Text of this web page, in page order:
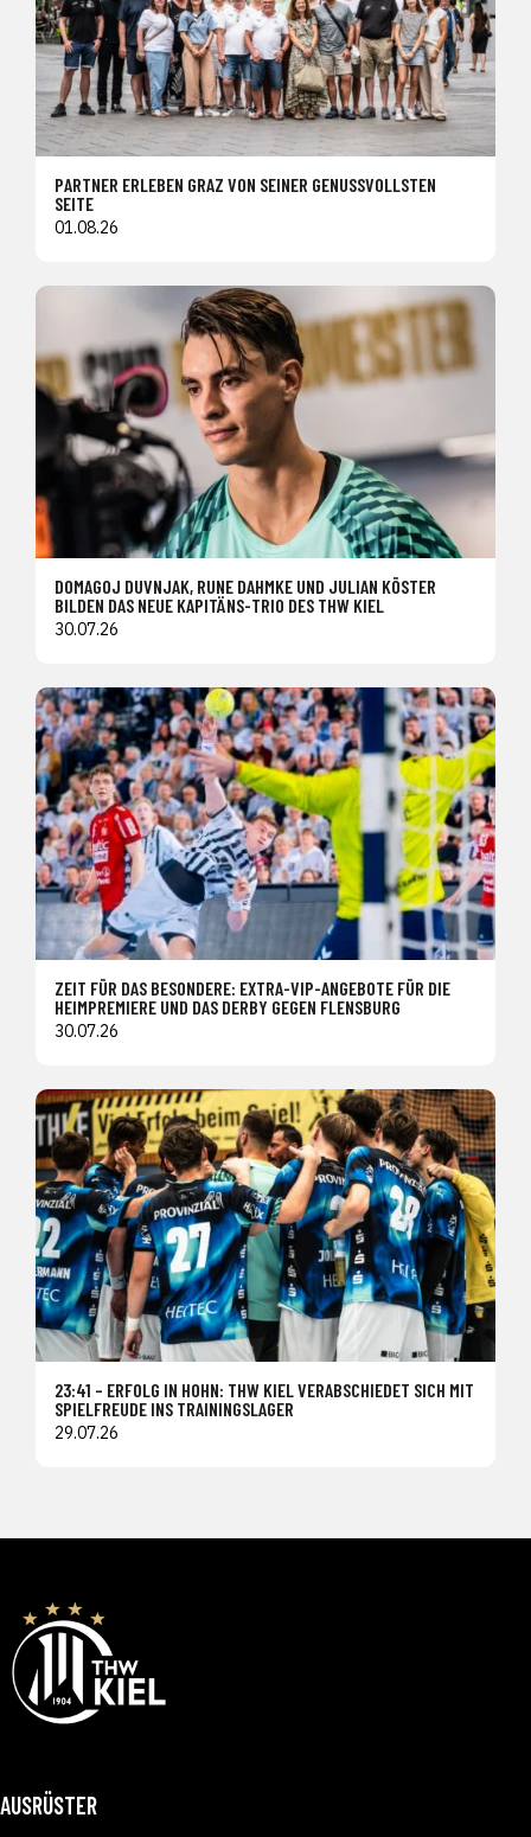
PARTNER ERLEBEN GRAZ VON SEINER GENUSSVOLLSTEN
SEITE
01.08.26
DOMAGOJ DUVNJAK, RUNE DAHMKE UND JULIAN KÖSTER
BILDEN DAS NEUE KAPITÄNS-TRIO DES THW KIEL
30.07.26
ZEIT FÜR DAS BESONDERE: EXTRA-VIP-ANGEBOTE FÜR DIE
HEIMPREMIERE UND DAS DERBY GEGEN FLENSBURG
30.07.26
23:41 – ERFOLG IN HOHN: THW KIEL VERABSCHIEDET SICH MIT
SPIELFREUDE INS TRAININGSLAGER
29.07.26
AUSRÜSTER